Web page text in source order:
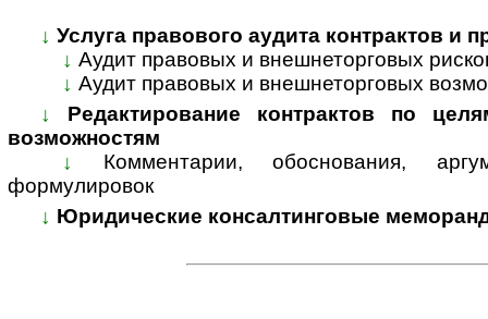
↓ Услуга правового аудита контрактов и
↓ Аудит правовых и внешнеторговых
↓ Аудит правовых и внешнеторговых
↓
Редактирование контрактов по
возможностям
↓
Комментарии, обоснования,
формулировок
↓ Юридические консалтинговые